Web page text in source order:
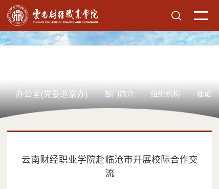
办公室(党委巡察办) 部门简介 组织机构 理论
云南财经职业学院赴临沧市开展校际合作交
流